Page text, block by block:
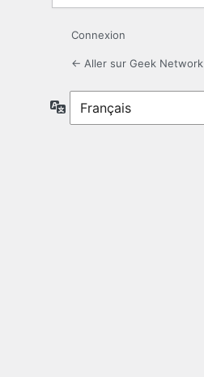
Connexion
← Aller sur Geek Network
Langue